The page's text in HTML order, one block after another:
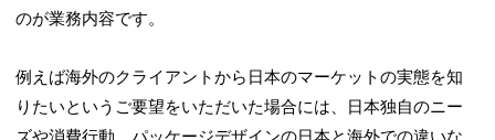
のが業務内容です。
例えば海外のクライアントから日本のマーケットの実態を知
りたいというご要望をいただいた場合には、日本独自のニー